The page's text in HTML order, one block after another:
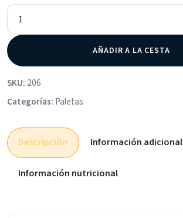
AÑADIR A LA CESTA
SKU: 206
Categorías: Paletas
Descripción Información adicional
Información nutricional